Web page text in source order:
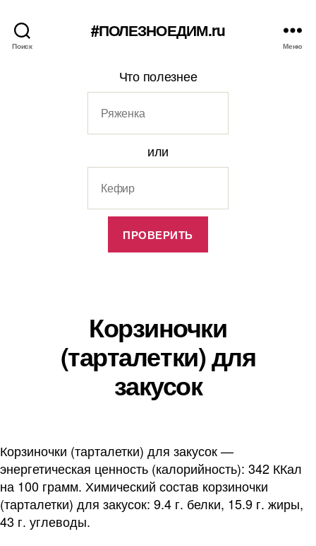
Поиск
#ПОЛЕЗНОЕДИМ.ru
Меню
Что полезнее
или
Корзиночки
(тарталетки) для
закусок
Корзиночки (тарталетки) для закусок —
энергетическая ценность (калорийность): 342 ККал
на 100 грамм. Химический состав корзиночки
(тарталетки) для закусок: 9.4 г. белки, 15.9 г. жиры,
43 г. углеводы.